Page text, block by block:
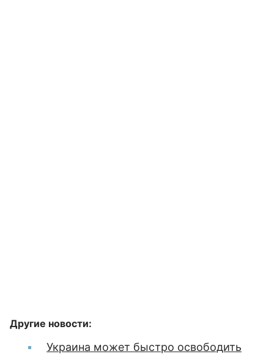
Другие новости:
Украина может быстро освободить